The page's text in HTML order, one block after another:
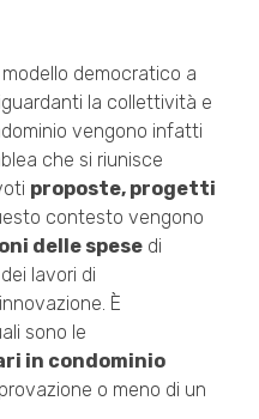
democratico a
la collettività e
vengono infatti
che si riunisce
proposte, progetti
contesto vengono
delle spese di
lavori di
È
sono le
in condominio
o meno di un